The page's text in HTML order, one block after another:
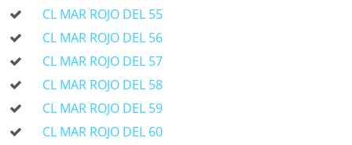
CL MAR ROJO DEL 55
CL MAR ROJO DEL 56
CL MAR ROJO DEL 57
CL MAR ROJO DEL 58
CL MAR ROJO DEL 59
CL MAR ROJO DEL 60